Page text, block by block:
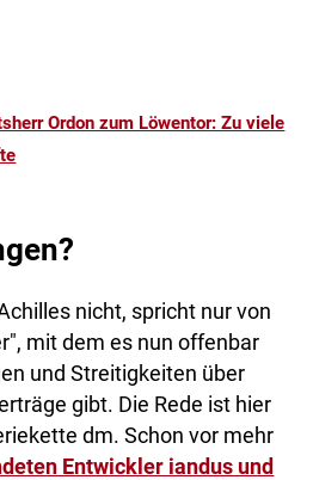
Ordon zum Löwentor: Zu viele
nicht, spricht nur von
mit dem es nun offenbar
und Streitigkeiten über
gibt. Die Rede ist hier
dm. Schon vor mehr
Entwickler iandus und